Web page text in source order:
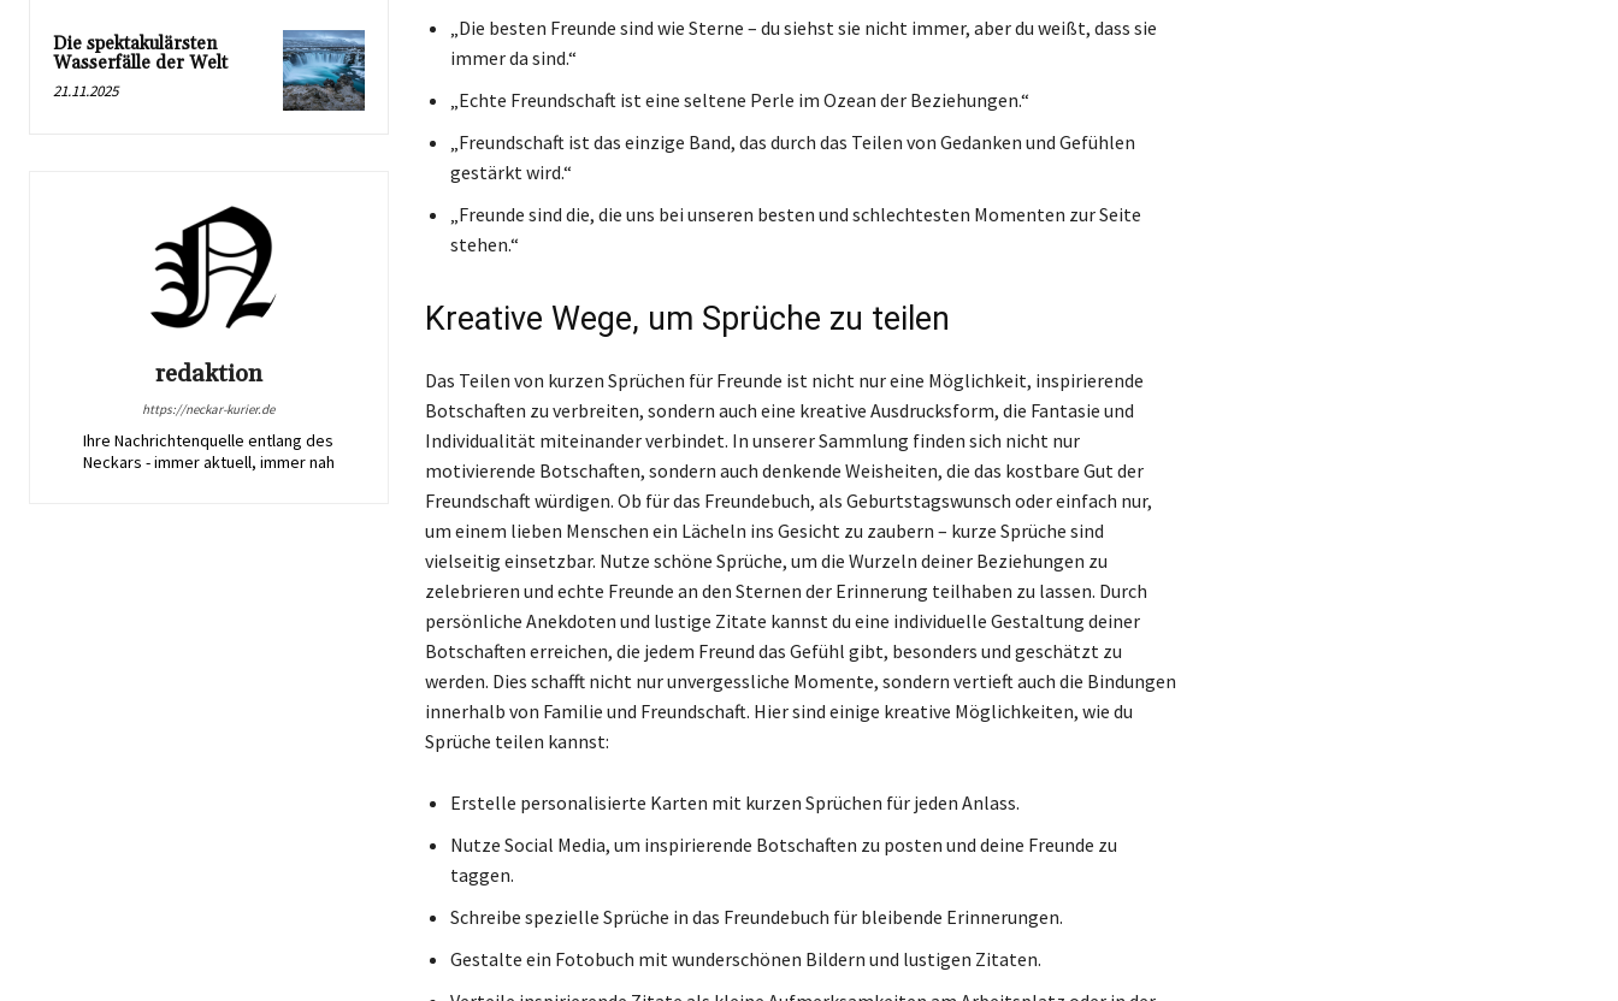
Die spektakulärsten
Wasserfälle der Welt
21.11.2025
redaktion
https://neckar-kurier.de
Ihre Nachrichtenquelle entlang des
Neckars - immer aktuell, immer nah
„Die besten Freunde sind wie Sterne – du siehst sie nicht immer, aber du weißt, dass sie
immer da sind.“
„Echte Freundschaft ist eine seltene Perle im Ozean der Beziehungen.“
„Freundschaft ist das einzige Band, das durch das Teilen von Gedanken und Gefühlen
gestärkt wird.“
„Freunde sind die, die uns bei unseren besten und schlechtesten Momenten zur Seite
stehen.“
Kreative Wege, um Sprüche zu teilen
Das Teilen von kurzen Sprüchen für Freunde ist nicht nur eine Möglichkeit, inspirierende
Botschaften zu verbreiten, sondern auch eine kreative Ausdrucksform, die Fantasie und
Individualität miteinander verbindet. In unserer Sammlung finden sich nicht nur
motivierende Botschaften, sondern auch denkende Weisheiten, die das kostbare Gut der
Freundschaft würdigen. Ob für das Freundebuch, als Geburtstagswunsch oder einfach nur,
um einem lieben Menschen ein Lächeln ins Gesicht zu zaubern – kurze Sprüche sind
vielseitig einsetzbar. Nutze schöne Sprüche, um die Wurzeln deiner Beziehungen zu
zelebrieren und echte Freunde an den Sternen der Erinnerung teilhaben zu lassen. Durch
persönliche Anekdoten und lustige Zitate kannst du eine individuelle Gestaltung deiner
Botschaften erreichen, die jedem Freund das Gefühl gibt, besonders und geschätzt zu
werden. Dies schafft nicht nur unvergessliche Momente, sondern vertieft auch die Bindungen
innerhalb von Familie und Freundschaft. Hier sind einige kreative Möglichkeiten, wie du
Sprüche teilen kannst:
Erstelle personalisierte Karten mit kurzen Sprüchen für jeden Anlass.
Nutze Social Media, um inspirierende Botschaften zu posten und deine Freunde zu
taggen.
Schreibe spezielle Sprüche in das Freundebuch für bleibende Erinnerungen.
Gestalte ein Fotobuch mit wunderschönen Bildern und lustigen Zitaten.